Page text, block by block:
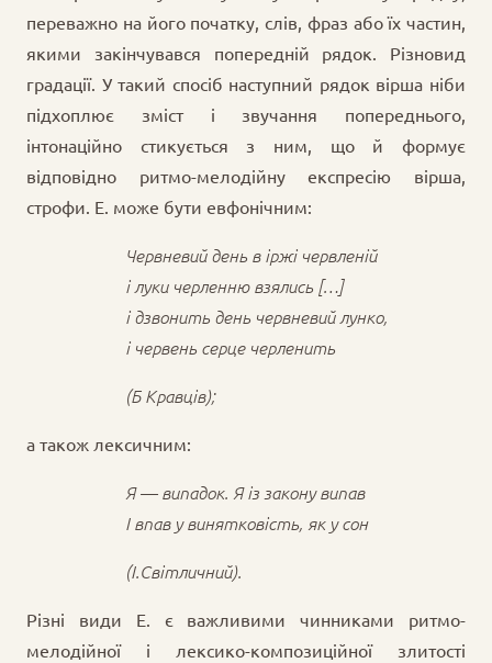
переважно на його початку, слів, фраз або їх частин,
якими закінчувався попередній рядок. Різновид
градації. У такий спосіб наступний рядок вірша ніби
підхоплює зміст і звучання попереднього,
інтонаційно стикується з ним, що й формує
відповідно ритмо-мелодійну експресію вірша,
строфи. Е. може бути евфонічним:
Червневий день в іржі червленій
і луки черленню взялись […]
і дзвонить день червневий лунко,
і червень серце черленить
(Б Кравців);
а також лексичним:
Я — випадок. Я із закону випав
І впав у винятковість, як у сон
(І.Світличний).
Різні види Е. є важливими чинниками ритмо-
мелодійної і лексико-композиційної злитості